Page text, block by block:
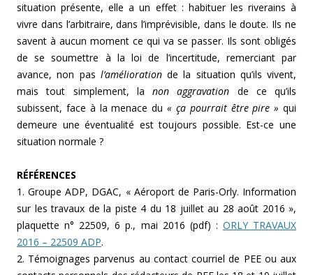
situation présente, elle a un effet : habituer les riverains à
vivre dans l’arbitraire, dans l’imprévisible, dans le doute. Ils ne
savent à aucun moment ce qui va se passer. Ils sont obligés
de se soumettre à la loi de l’incertitude, remerciant par
avance, non pas l’amélioration de la situation qu’ils vivent,
mais tout simplement, la non aggravation de ce qu’ils
subissent, face à la menace du « ça pourrait être pire » qui
demeure une éventualité est toujours possible. Est-ce une
situation normale ?
RÉFÉRENCES
1. Groupe ADP, DGAC, « Aéroport de Paris-Orly. Information
sur les travaux de la piste 4 du 18 juillet au 28 août 2016 »,
plaquette n° 22509, 6 p., mai 2016 (pdf) : ORLY TRAVAUX
2016 – 22509 ADP.
2. Témoignages parvenus au contact courriel de PEE ou aux